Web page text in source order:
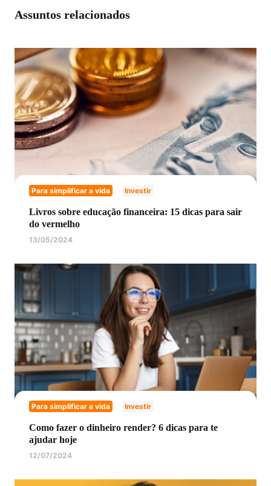
Assuntos relacionados
Para simplificar a vida Investir
Livros sobre educação financeira: 15 dicas para sair
do vermelho
13/05/2024
Para simplificar a vida Investir
Como fazer o dinheiro render? 6 dicas para te
ajudar hoje
12/07/2024